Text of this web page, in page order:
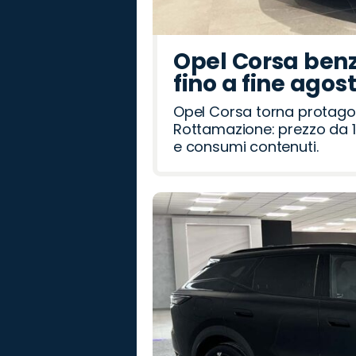
Opel Corsa
fino a fine
Opel Corsa torna
Rottamazione: prezzo da
e consumi contenuti.